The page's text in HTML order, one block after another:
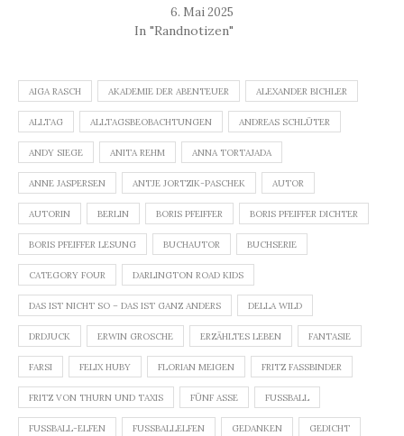
6. Mai 2025
In "Randnotizen"
AIGA RASCH AKADEMIE DER ABENTEUER ALEXANDER BICHLER
ALLTAG ALLTAGSBEOBACHTUNGEN ANDREAS SCHLÜTER
ANDY SIEGE ANITA REHM ANNA TORTAJADA
ANNE JASPERSEN ANTJE JORTZIK-PASCHEK AUTOR
AUTORIN BERLIN BORIS PFEIFFER BORIS PFEIFFER DICHTER
BORIS PFEIFFER LESUNG BUCHAUTOR BUCHSERIE
CATEGORY FOUR DARLINGTON ROAD KIDS
DAS IST NICHT SO – DAS IST GANZ ANDERS DELLA WILD
DRDJUCK ERWIN GROSCHE ERZÄHLTES LEBEN FANTASIE
FARSI FELIX HUBY FLORIAN MEIGEN FRITZ FASSBINDER
FRITZ VON THURN UND TAXIS FÜNF ASSE FUSSBALL
FUSSBALL-ELFEN FUSSBALLELFEN GEDANKEN GEDICHT